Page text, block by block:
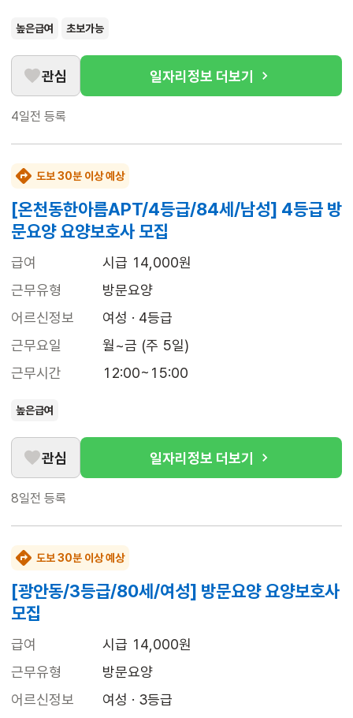
높은급여 초보가능
관심 일자리정보 더보기
4일전 등록
도보 30분 이상 예상
[온천동한아름APT/4등급/84세/남성] 4등급 방
문요양 요양보호사 모집
급여
시급 14,000원
근무유형
방문요양
어르신정보
여성 · 4등급
근무요일
월~금 (주 5일)
근무시간
12:00~15:00
높은급여
관심 일자리정보 더보기
8일전 등록
도보 30분 이상 예상
[광안동/3등급/80세/여성] 방문요양 요양보호사
모집
급여
시급 14,000원
근무유형
방문요양
어르신정보
여성 · 3등급